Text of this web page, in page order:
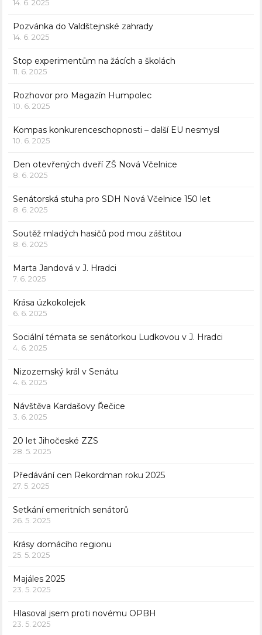
14. 6. 2025
Pozvánka do Valdštejnské zahrady
14. 6. 2025
Stop experimentům na žácích a školách
11. 6. 2025
Rozhovor pro Magazín Humpolec
10. 6. 2025
Kompas konkurenceschopnosti – další EU nesmysl
10. 6. 2025
Den otevřených dveří ZŠ Nová Včelnice
8. 6. 2025
Senátorská stuha pro SDH Nová Včelnice 150 let
8. 6. 2025
Soutěž mladých hasičů pod mou záštitou
8. 6. 2025
Marta Jandová v J. Hradci
7. 6. 2025
Krása úzkokolejek
6. 6. 2025
Sociální témata se senátorkou Ludkovou v J. Hradci
4. 6. 2025
Nizozemský král v Senátu
4. 6. 2025
Návštěva Kardašovy Řečice
3. 6. 2025
20 let Jihočeské ZZS
28. 5. 2025
Předávání cen Rekordman roku 2025
27. 5. 2025
Setkání emeritních senátorů
26. 5. 2025
Krásy domácího regionu
25. 5. 2025
Majáles 2025
23. 5. 2025
Hlasoval jsem proti novému OPBH
23. 5. 2025